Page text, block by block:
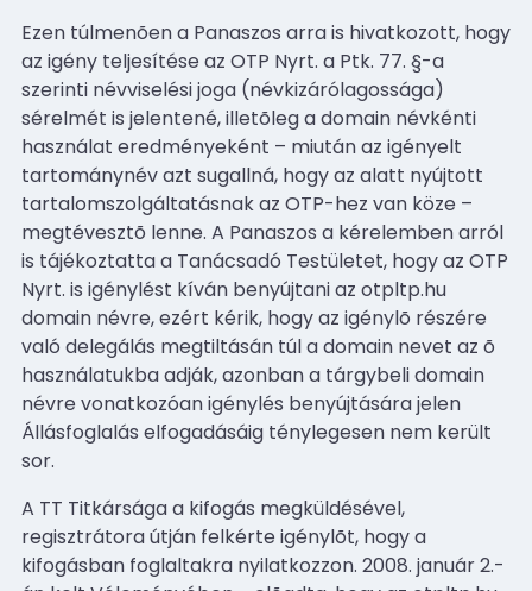
Ezen túlmenõen a Panaszos arra is hivatkozott, hogy
az igény teljesítése az OTP Nyrt. a Ptk. 77. §-a
szerinti névviselési joga (névkizárólagossága)
sérelmét is jelentené, illetõleg a domain névkénti
használat eredményeként – miután az igényelt
tartománynév azt sugallná, hogy az alatt nyújtott
tartalomszolgáltatásnak az OTP-hez van köze –
megtévesztõ lenne. A Panaszos a kérelemben arról
is tájékoztatta a Tanácsadó Testületet, hogy az OTP
Nyrt. is igénylést kíván benyújtani az otpltp.hu
domain névre, ezért kérik, hogy az igénylõ részére
való delegálás megtiltásán túl a domain nevet az õ
használatukba adják, azonban a tárgybeli domain
névre vonatkozóan igénylés benyújtására jelen
Állásfoglalás elfogadásáig ténylegesen nem került
sor.
A TT Titkársága a kifogás megküldésével,
regisztrátora útján felkérte igénylõt, hogy a
kifogásban foglaltakra nyilatkozzon. 2008. január 2.-